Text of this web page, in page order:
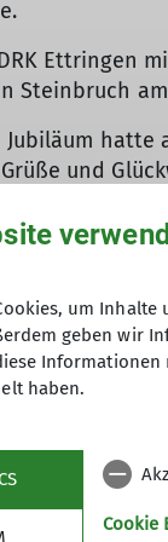
Ettringen
Steinbruch
Jubiläum
und
der Sektion,
wirum
geben wir
Informationen
haben.
Cookie